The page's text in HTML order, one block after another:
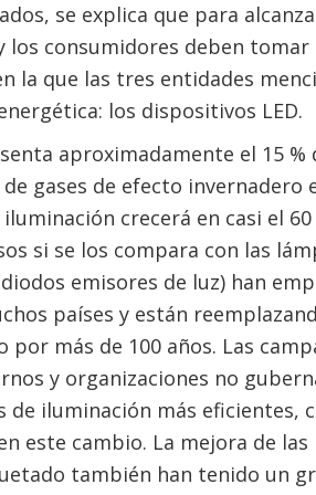
se explica que para
los consumidores deben
la que las tres entidades
los dispositivos LED.
aproximadamente el 15
gases de efecto
crecerá en casi el
si se los compara con las
emisores de luz) han
países y están
por más de 100 años. Las
y organizaciones no
de iluminación más eficientes,
este cambio. La mejora de
también han tenido un